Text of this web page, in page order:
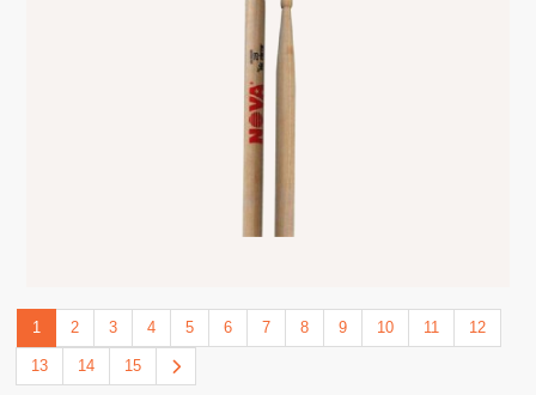
1 2 3 4 5 6 7 8 9 10 11 12
13 14 15